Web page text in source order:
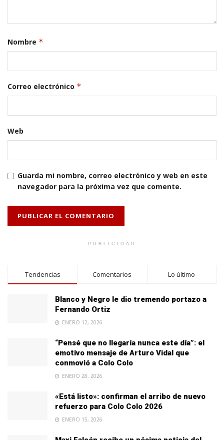
Nombre *
Correo electrónico *
Web
Guarda mi nombre, correo electrónico y web en este
navegador para la próxima vez que comente.
PUBLICIDAD
Tendencias Comentarios Lo último
Blanco y Negro le dio tremendo portazo a
Fernando Ortiz
ENERO 12, 2026
“Pensé que no llegaría nunca este día”: el
emotivo mensaje de Arturo Vidal que
conmovió a Colo Colo
ENERO 28, 2026
«Está listo»: confirman el arribo de nuevo
refuerzo para Colo Colo 2026
ENERO 15, 2026